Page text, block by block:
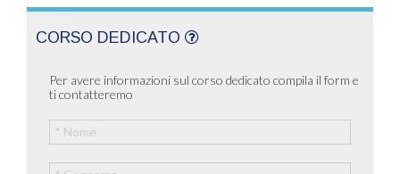
CORSO DEDICATO
Per avere informazioni sul corso dedicato compila il form e
ti contatteremo